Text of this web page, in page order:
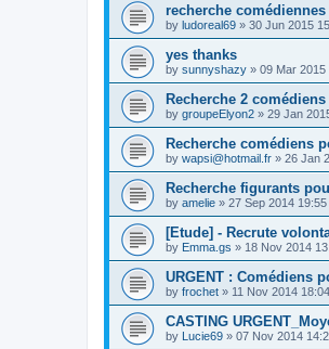
recherche
by ludoreal69 » 30 Jun 2015
yes thanks
by sunnyshazy » 09 Mar 2015
Recherche 2
by groupeElyon2 » 29 Jan
Recherche comédiens
by wapsi@hotmail.fr » 26 Jan
Recherche figurants
by amelie » 27 Sep 2014 19:55
[Etude] - Recrute
by Emma.gs » 18 Nov 2014
URGENT : Comédiens
by frochet » 11 Nov 2014 18:04
CASTING
by Lucie69 » 07 Nov 2014